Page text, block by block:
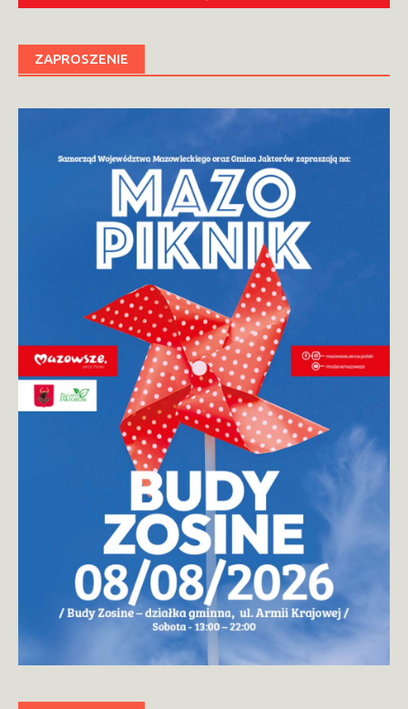
ZAPROSZENIE